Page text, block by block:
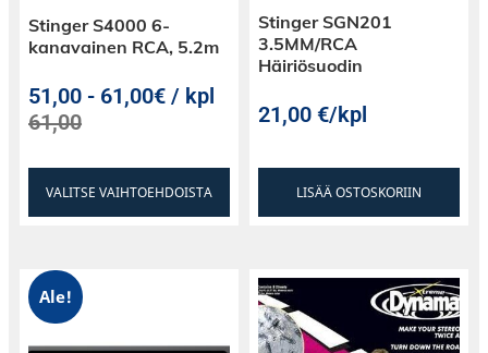
Stinger S4000 6-
kanavainen RCA, 5.2m
51,00 - 61,00€ / kpl
61,00
VALITSE VAIHTOEHDOISTA
Stinger SGN201
3.5MM/RCA
Häiriösuodin
21,00€/kpl
LISÄÄ OSTOSKORIIN
Ale!